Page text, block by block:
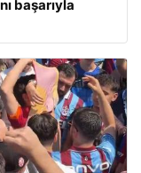
başarıyla